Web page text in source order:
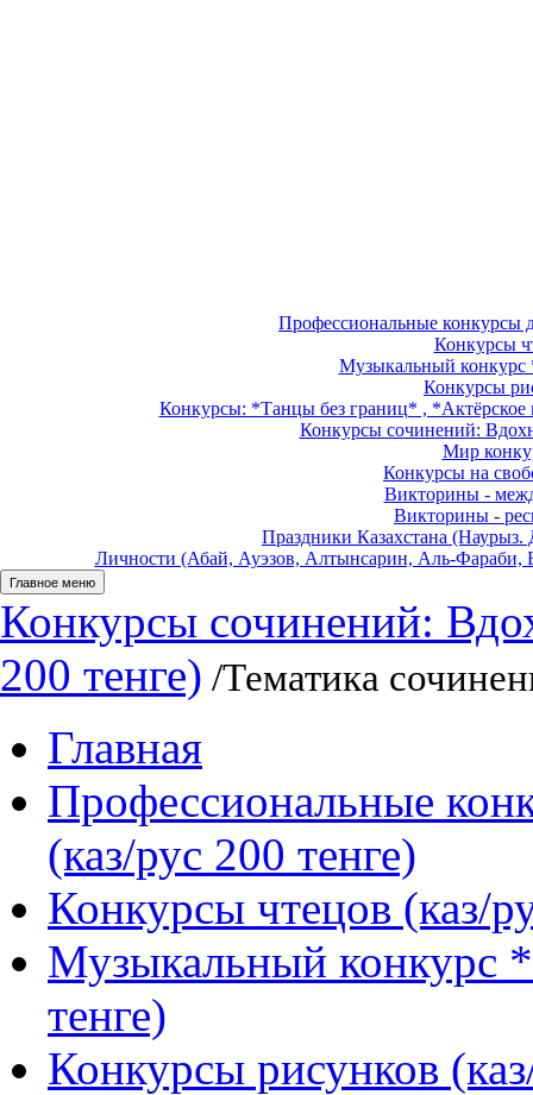
Профессиональные конкурсы
Конкурсы
Музыкальный конкурс
Конкурсы
Конкурсы: *Танцы без границ* , *Актёрское
Конкурсы сочинений:
Мир
Конкурсы на
Викторины -
Викторины -
Праздники Казахстана (Наурыз.
Личности (Абай, Ауэзов, Алтынсарин, Аль-Фараби,
Главное меню
Конкурсы сочинений:
200 тенге) /Тематика
Главная
Профессиональные
(каз/рус 200 тенге)
Конкурсы чтецов (каз/
Музыкальный конкурс
тенге)
Конкурсы рисунков